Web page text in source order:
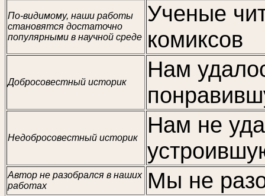
По-видимому, наши работы
становятся достаточно
популярными в научной среде
Ученые
комиксов
Добросовестный историк
Нам
Недобросовестный историк
Нам не
Автор не разобрался в наших
работах
Мы не